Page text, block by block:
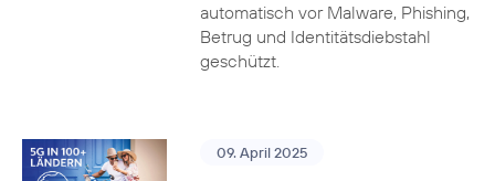
automatisch vor Malware, Phishing,
Betrug und Identitätsdiebstahl
geschützt.
09. April 2025